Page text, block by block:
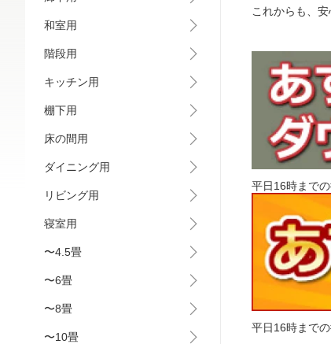
和室用
階段用
キッチン用
棚下用
床の間用
ダイニング用
リビング用
寝室用
〜4.5畳
〜6畳
〜8畳
〜10畳
これからも、
平日16時まで
平日16時まで